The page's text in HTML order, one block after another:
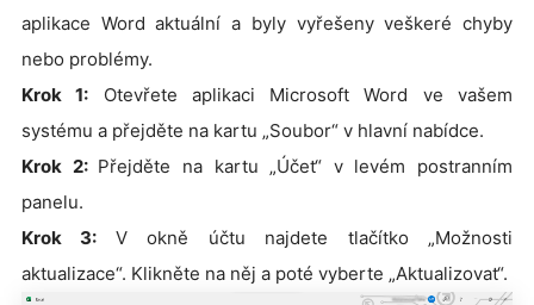
aplikace Word aktuální a byly vyřešeny veškeré chyby
nebo problémy.
Krok 1: Otevřete aplikaci Microsoft Word ve vašem
systému a přejděte na kartu „Soubor“ v hlavní nabídce.
Krok 2: Přejděte na kartu „Účet“ v levém postranním
panelu.
Krok 3: V okně účtu najdete tlačítko „Možnosti
aktualizace“. Klikněte na něj a poté vyberte „Aktualizovat“.